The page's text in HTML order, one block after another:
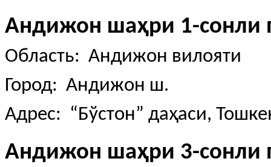
Андижон шаҳри 1-сонли
Область: Андижон вилояти
Город: Андижон ш.
Адрес: “Бўстон” даҳаси,
Андижон шаҳри 3-сонли